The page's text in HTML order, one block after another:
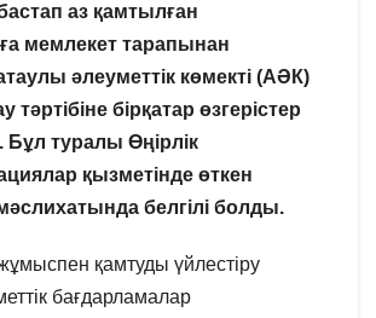
аз қамтылған
мемлекет тарапынан
әлеуметтік көмекті (АӘК)
тәртібіне бірқатар өзгерістер
Бұл туралы Өңірлік
қызметінде өткен
белгілі болды.
қамтуды үйлестіру
бағдарламалар